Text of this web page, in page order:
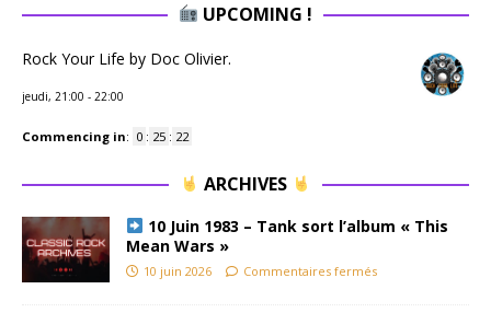
UPCOMING !
Rock Your Life by Doc Olivier.
jeudi, 21:00 - 22:00
Commencing in: 0 : 25 : 21
ARCHIVES
10 Juin 1983 – Tank sort l’album « This
Mean Wars »
10 juin 2026 Commentaires fermés